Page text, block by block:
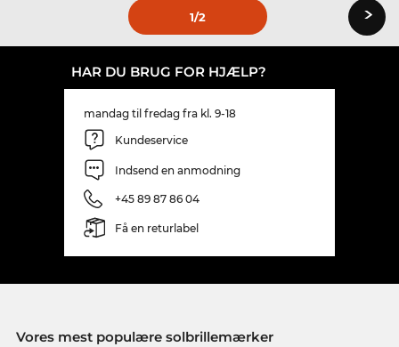
1/2 ›
HAR DU BRUG FOR HJÆLP?
mandag til fredag fra kl. 9-18
Kundeservice
Indsend en anmodning
+45 89 87 86 04
Få en returlabel
Vores mest populære solbrillemærker